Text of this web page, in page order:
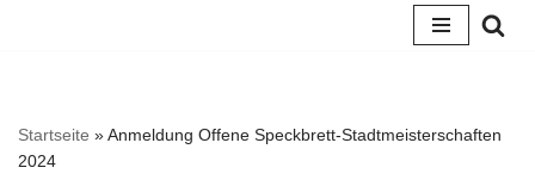
Startseite »Anmeldung Offene Speckbrett-Stadtmeisterschaften
2024